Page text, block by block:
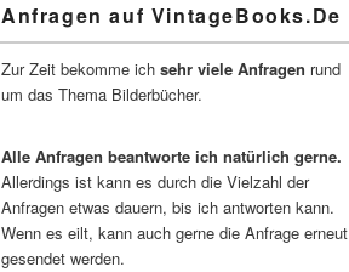
Anfragen auf VintageBooks.De
Zur Zeit bekomme ich sehr viele Anfragen rund
um das Thema Bilderbücher.
Alle Anfragen beantworte ich natürlich gerne.
Allerdings ist kann es durch die Vielzahl der
Anfragen etwas dauern, bis ich antworten kann.
Wenn es eilt, kann auch gerne die Anfrage erneut
gesendet werden.